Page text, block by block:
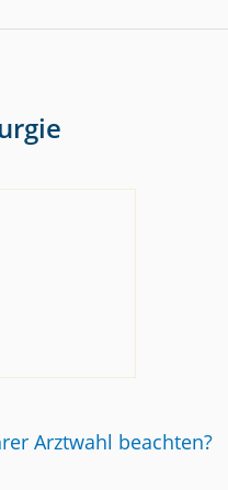
Arztwahl beachten?